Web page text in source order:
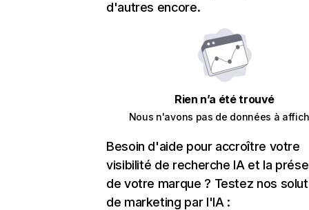
d'autres encore.
Rien n’a été trouvé
Nous n'avons pas de données à
Besoin d'aide pour accroître votre
visibilité de recherche IA et la
de votre marque ? Testez nos
de marketing par l'IA :